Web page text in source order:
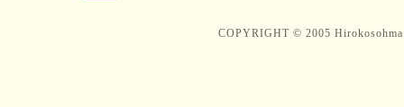
COPYRIGHT © 2005